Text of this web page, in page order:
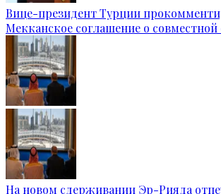
Вице-президент Турции
Мекканское соглашение о совместной
На новом сдерживании Эр-Рияда